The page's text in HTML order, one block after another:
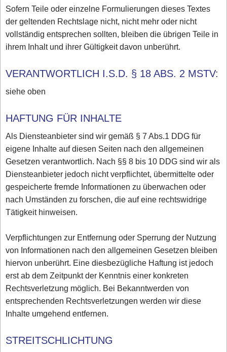
Sofern Teile oder einzelne Formulierungen dieses Textes
der geltenden Rechtslage nicht, nicht mehr oder nicht
vollständig entsprechen sollten, bleiben die übrigen Teile in
ihrem Inhalt und ihrer Gültigkeit davon unberührt.
VERANTWORTLICH I.S.D. § 18 ABS. 2 MSTV:
siehe oben
HAFTUNG FÜR INHALTE
Als Diensteanbieter sind wir gemäß § 7 Abs.1 DDG für
eigene Inhalte auf diesen Seiten nach den allgemeinen
Gesetzen verantwortlich. Nach §§ 8 bis 10 DDG sind wir als
Diensteanbieter jedoch nicht verpflichtet, übermittelte oder
gespeicherte fremde Informationen zu überwachen oder
nach Umständen zu forschen, die auf eine rechtswidrige
Tätigkeit hinweisen.
Verpflichtungen zur Entfernung oder Sperrung der Nutzung
von Informationen nach den allgemeinen Gesetzen bleiben
hiervon unberührt. Eine diesbezügliche Haftung ist jedoch
erst ab dem Zeitpunkt der Kenntnis einer konkreten
Rechtsverletzung möglich. Bei Bekanntwerden von
entsprechenden Rechtsverletzungen werden wir diese
Inhalte umgehend entfernen.
STREITSCHLICHTUNG